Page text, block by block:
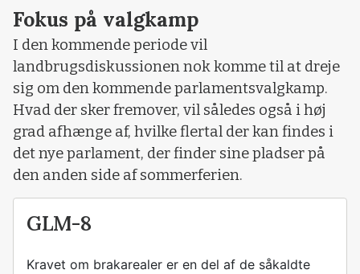
Fokus på valgkamp
I den kommende periode vil
landbrugsdiskussionen nok komme til at dreje
sig om den kommende parlamentsvalgkamp.
Hvad der sker fremover, vil således også i høj
grad afhænge af, hvilke flertal der kan findes i
det nye parlament, der finder sine pladser på
den anden side af sommerferien.
GLM-8
Kravet om brakarealer er en del af de såkaldte